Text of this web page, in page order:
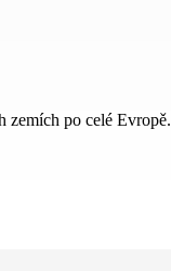
zemích po celé Evropě.